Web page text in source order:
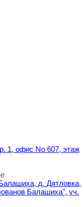
1, офис No 607, этаж
д. Дятловка,
Балашиха", уч.